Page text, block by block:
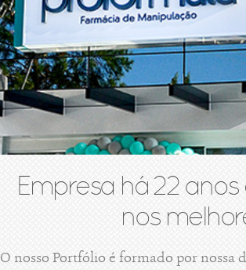
Empresa há 22
nos
O nosso Portfólio é formado por nossa